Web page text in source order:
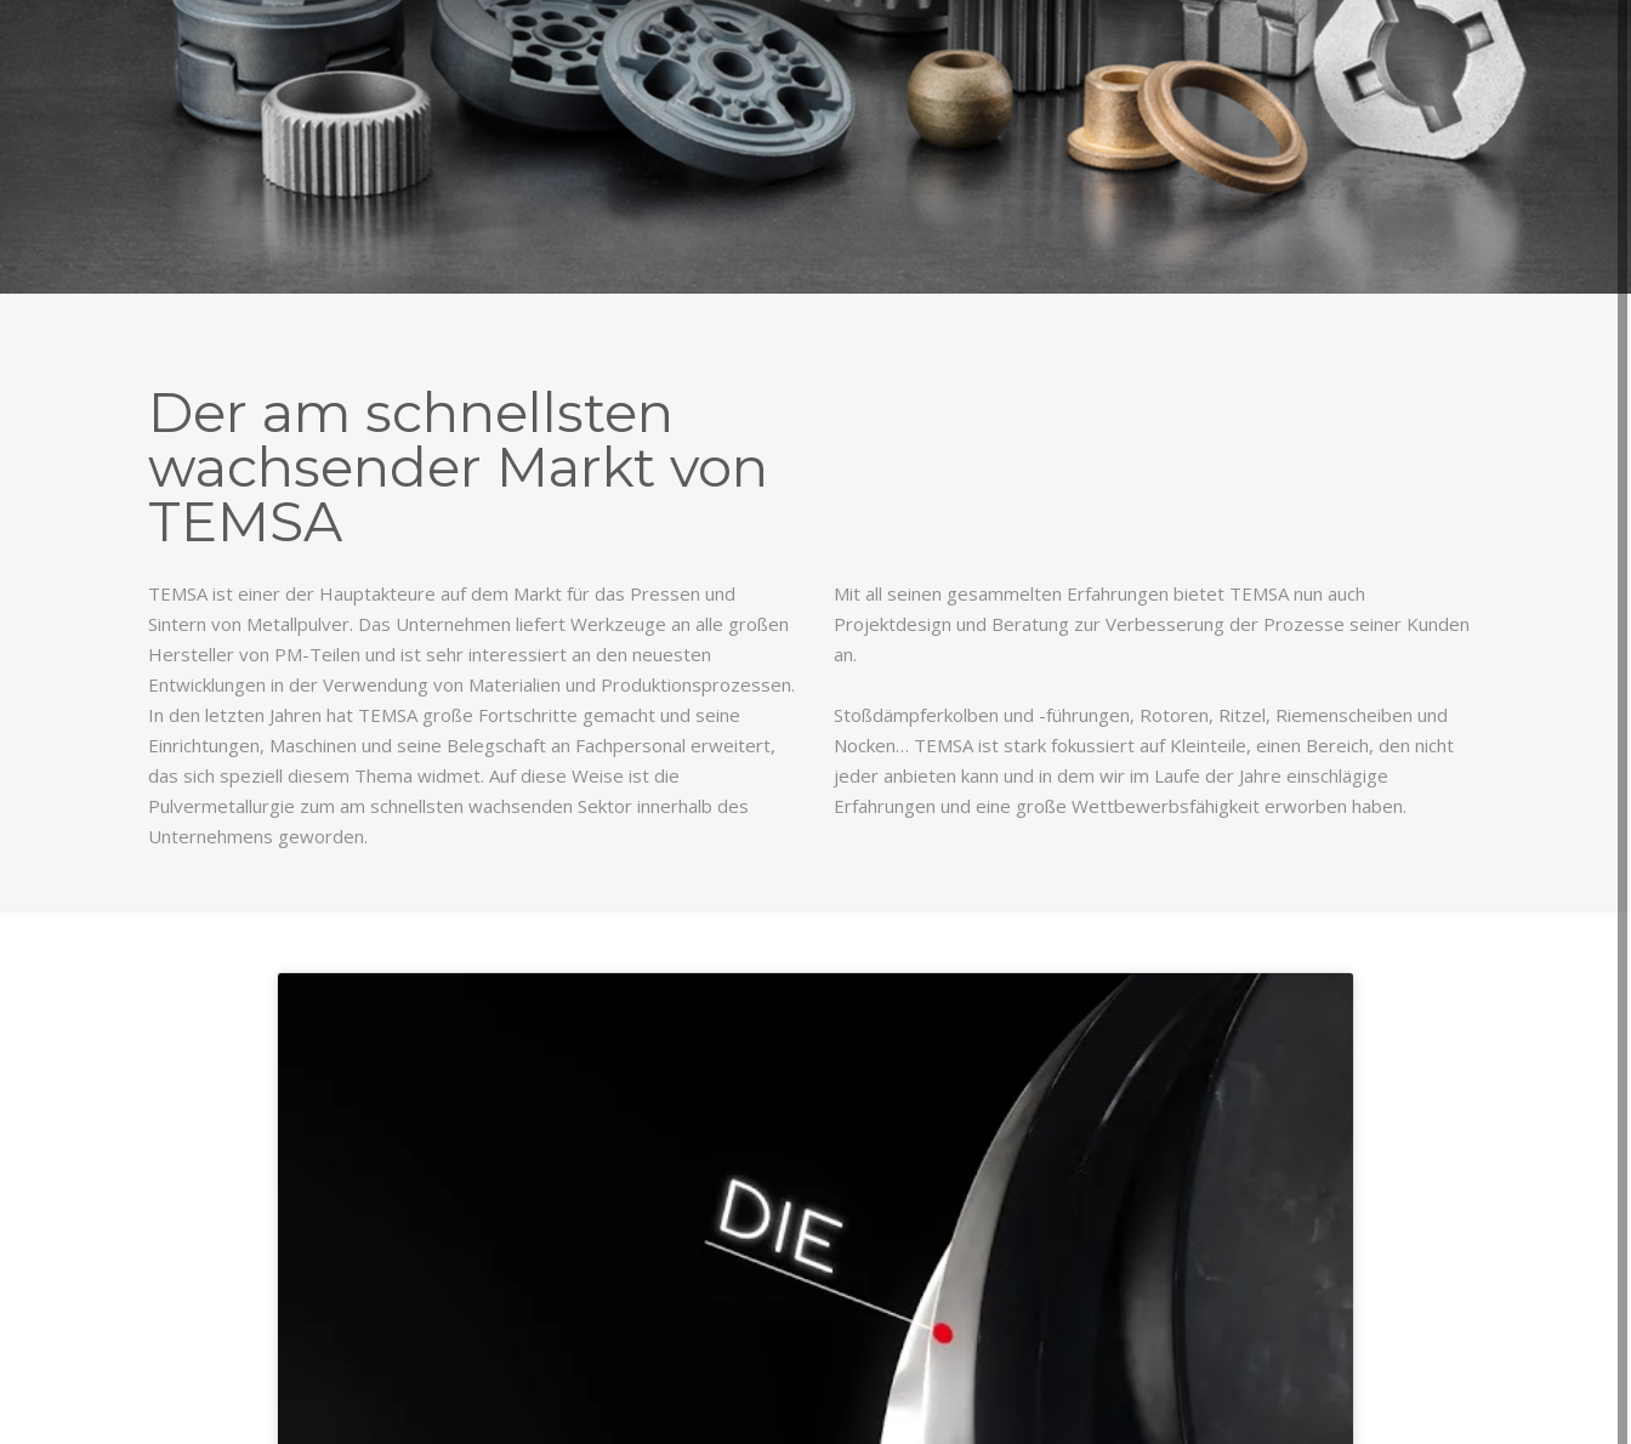
Der am schnellsten
wachsender Markt von
TEMSA
TEMSA ist einer der Hauptakteure auf dem Markt für das Pressen und
Sintern von Metallpulver. Das Unternehmen liefert Werkzeuge an alle großen
Hersteller von PM-Teilen und ist sehr interessiert an den neuesten
Entwicklungen in der Verwendung von Materialien und Produktionsprozessen.
In den letzten Jahren hat TEMSA große Fortschritte gemacht und seine
Einrichtungen, Maschinen und seine Belegschaft an Fachpersonal erweitert,
das sich speziell diesem Thema widmet. Auf diese Weise ist die
Pulvermetallurgie zum am schnellsten wachsenden Sektor innerhalb des
Unternehmens geworden.
Mit all seinen gesammelten Erfahrungen bietet TEMSA nun auch
Projektdesign und Beratung zur Verbesserung der Prozesse seiner Kunden
an.
Stoßdämpferkolben und -führungen, Rotoren, Ritzel, Riemenscheiben und
Nocken… TEMSA ist stark fokussiert auf Kleinteile, einen Bereich, den nicht
jeder anbieten kann und in dem wir im Laufe der Jahre einschlägige
Erfahrungen und eine große Wettbewerbsfähigkeit erworben haben.